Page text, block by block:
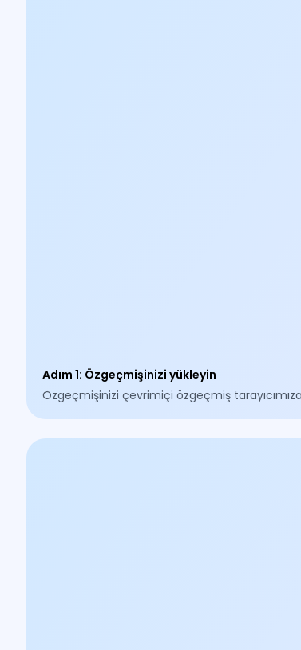
Adım 1: Özgeçmişinizi yükleyin
Özgeçmişinizi çevrimiçi özgeçmiş